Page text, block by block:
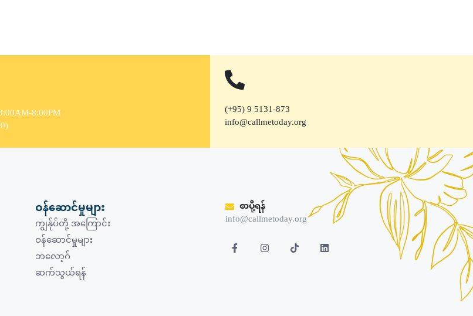
8:00PM (+95) 9 5131-873
info@callmetoday.org
ဝန်ဆောင်မှုများ
ကျွန်ုပ်တို့ အကြောင်း
ဝန်ဆောင်မှုများ
ဘလော့ဂ်
ဆက်သွယ်ရန်
စာပို့ရန်
info@callmetoday.org